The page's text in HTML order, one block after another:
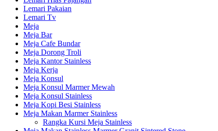
Lemari Pakaian
Lemari Tv
Meja
Meja Bar
Meja Cafe Bundar
Meja Dorong Troli
Meja Kantor Stainless
Meja Kerja
Meja Konsul
Meja Konsul Marmer Mewah
Meja Konsul Stainless
Meja Kopi Besi Stainless
Meja Makan Marmer Stainless
Rangka Kursi Meja Stainless